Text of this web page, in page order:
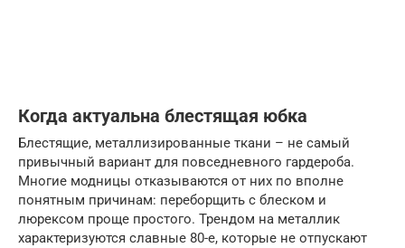
Когда актуальна блестящая юбка
Блестящие, металлизированные ткани – не самый
привычный вариант для повседневного гардероба.
Многие модницы отказываются от них по вполне
понятным причинам: переборщить с блеском и
люрексом проще простого. Трендом на металлик
характеризуются славные 80-е, которые не отпускают